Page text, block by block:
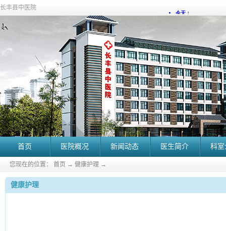
长丰县中医院
首页 医院概况 新闻动态 医生简介 科
您现在的位置： 首页 → 健康护理 →
健康护理